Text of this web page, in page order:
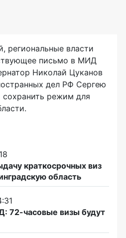
региональные власти
письмо в МИД
Николай Цуканов
дел РФ Сергею
режим для
краткосрочных виз
область
72-часовые визы будут